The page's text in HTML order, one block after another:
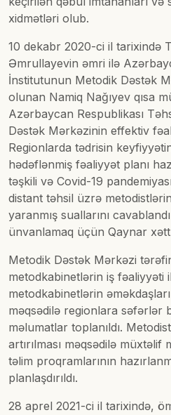
xidmətləri olub.
10 dekabr 2020-ci il tarixində
Əmrullayevin əmri ilə
İnstitutunun Metodik Dəstək
olunan Namiq Nağıyev qısa
Azərbaycan Respublikası
Dəstək Mərkəzinin effektiv
Regionlarda tədrisin
hədəflənmiş fəaliyyət planı
təşkili və Covid-19
distant təhsil üzrə
yaranmış suallarını
ünvanlamaq üçün Qaynar
Metodik Dəstək Mərkəzi
metodkabinetlərin iş fəaliyyəti
metodkabinetlərin
məqsədilə regionlara səfərlər
məlumatlar toplanıldı.
artırılması məqsədilə müxtəlif
təlim proqramlarının
planlaşdırıldı.
28 aprel 2021-ci il tarixində,